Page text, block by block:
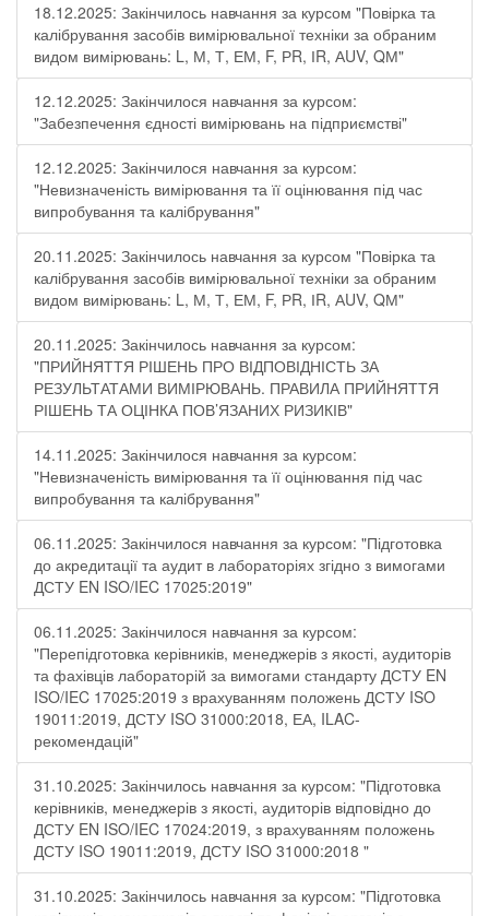
18.12.2025: Закінчилось навчання за курсом "Повірка та
калібрування засобів вимірювальної техніки за обраним
видом вимірювань: L, М, Т, ЕМ, F, РR, ІR, АUV, QМ"
12.12.2025: Закінчилося навчання за курсом:
"Забезпечення єдності вимірювань на підприємстві"
12.12.2025: Закінчилося навчання за курсом:
"Невизначеність вимірювання та її оцінювання під час
випробування та калібрування"
20.11.2025: Закінчилось навчання за курсом "Повірка та
калібрування засобів вимірювальної техніки за обраним
видом вимірювань: L, М, Т, ЕМ, F, РR, ІR, АUV, QМ"
20.11.2025: Закінчилось навчання за курсом:
"ПРИЙНЯТТЯ РІШЕНЬ ПРО ВІДПОВІДНІСТЬ ЗА
РЕЗУЛЬТАТАМИ ВИМІРЮВАНЬ. ПРАВИЛА ПРИЙНЯТТЯ
РІШЕНЬ ТА ОЦІНКА ПОВ’ЯЗАНИХ РИЗИКІВ"
14.11.2025: Закінчилося навчання за курсом:
"Невизначеність вимірювання та її оцінювання під час
випробування та калібрування"
06.11.2025: Закінчилося навчання за курсом: "Підготовка
до акредитації та аудит в лабораторіях згідно з вимогами
ДСТУ EN ISO/IEC 17025:2019"
06.11.2025: Закінчилося навчання за курсом:
"Перепідготовка керівників, менеджерів з якості, аудиторів
та фахівців лабораторій за вимогами стандарту ДСТУ EN
ISO/IEC 17025:2019 з врахуванням положень ДСТУ ISO
19011:2019, ДСТУ ISO 31000:2018, ЕА, ILAC-
рекомендацій"
31.10.2025: Закінчилось навчання за курсом: "Підготовка
керівників, менеджерів з якості, аудиторів відповідно до
ДСТУ EN ISO/IEC 17024:2019, з врахуванням положень
ДСТУ ISO 19011:2019, ДСТУ ISO 31000:2018 "
31.10.2025: Закінчилось навчання за курсом: "Підготовка